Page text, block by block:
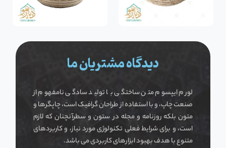
دیدگاه مشتریان ما
لورم ایپسوم متن ساختگی با تولید سادگی نامفهوم از
صنعت چاپ، و با استفاده از طراحان گرافیک است، چاپگرها و
متون بلکه روزنامه و مجله در ستون و سطرآنچنان که لازم
است، و برای شرایط فعلی تکنولوژی مورد نیاز، و کاربردهای
متنوع با هدف بهبود ابزارهای کاربردی می باشد.